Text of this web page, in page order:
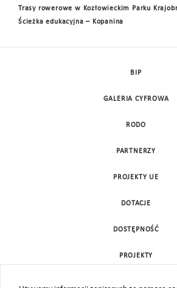
Trasy rowerowe w Kozłowieckim Parku
Ścieżka edukacyjna – Kopanina
BIP
GALERIA CYFROWA
RODO
PARTNERZY
PROJEKTY UE
DOTACJE
DOSTĘPNOŚĆ
PROJEKTY